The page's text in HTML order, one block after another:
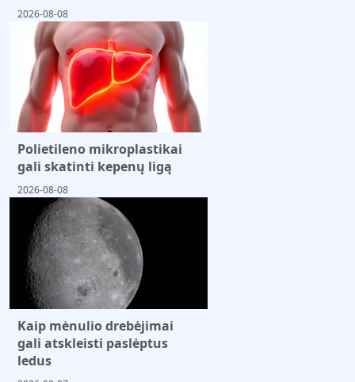
2026-08-08
Polietileno mikroplastikai
gali skatinti kepenų ligą
2026-08-08
Kaip mėnulio drebėjimai
gali atskleisti paslėptus
ledus